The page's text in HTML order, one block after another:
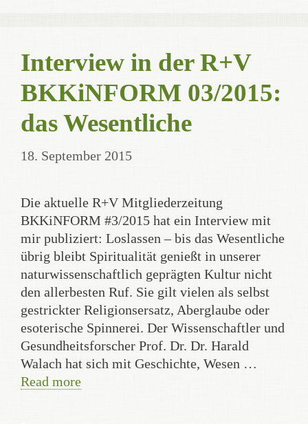
Interview in der R+V
BKKiNFORM 03/2015:
das Wesentliche
18. September 2015
Die aktuelle R+V Mitgliederzeitung
BKKiNFORM #3/2015 hat ein Interview mit
mir publiziert: Loslassen – bis das Wesentliche
übrig bleibt Spiritualität genießt in unserer
naturwissenschaftlich geprägten Kultur nicht
den allerbesten Ruf. Sie gilt vielen als selbst
gestrickter Religionsersatz, Aberglaube oder
esoterische Spinnerei. Der Wissenschaftler und
Gesundheitsforscher Prof. Dr. Dr. Harald
Walach hat sich mit Geschichte, Wesen …
Read more